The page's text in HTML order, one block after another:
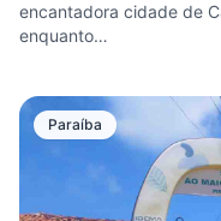
encantadora cidade de
enquanto…
Paraíba